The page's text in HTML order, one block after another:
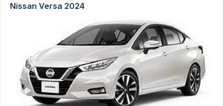
Nissan Versa 2024